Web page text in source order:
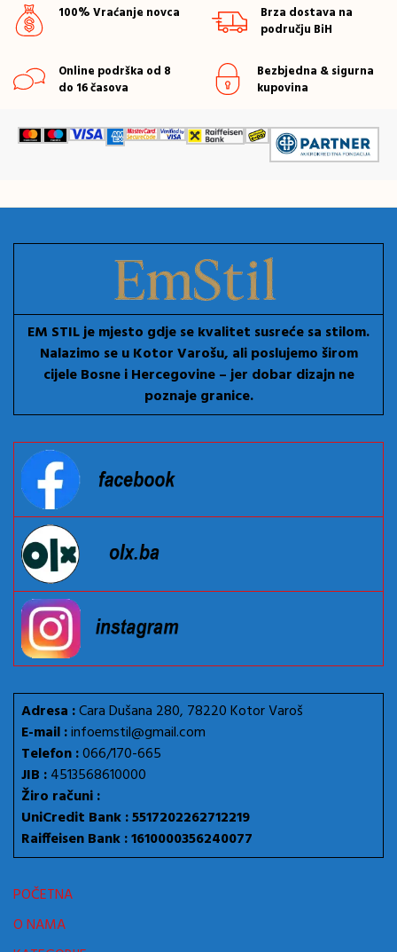
100% Vraćanje novca
Brza dostava na
području BiH
Online podrška od 8
do 16 časova
Bezbjedna & sigurna
kupovina
EM STIL je mjesto gdje se kvalitet susreće sa stilom.
Nalazimo se u Kotor Varošu, ali poslujemo širom
cijele Bosne i Hercegovine – jer dobar dizajn ne
poznaje granice.
Adresa :Cara Dušana 280, 78220 Kotor Varoš
E-mail :infoemstil@gmail.com
Telefon :066/170-665
JIB :4513568610000
Žiro računi :
UniCredit Bank : 5517202262712219
Raiffeisen Bank : 1610000356240077
POČETNA
O NAMA